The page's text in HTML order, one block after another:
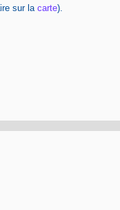
sur lacarte).